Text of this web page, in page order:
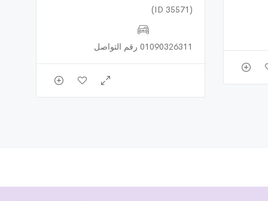
(ID 35571)
01090326311 رقم التواصل